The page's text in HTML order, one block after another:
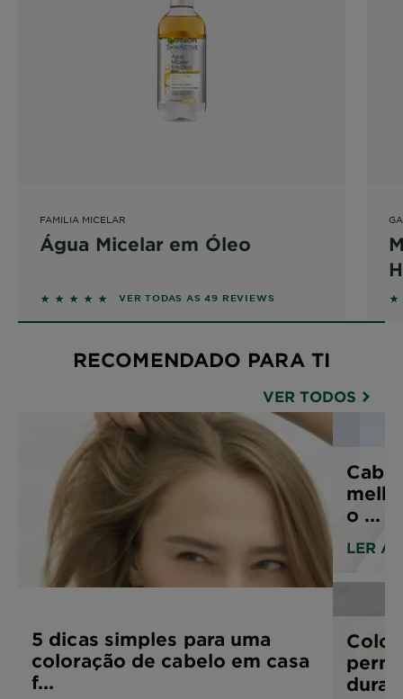
FAMILIA MICELAR
Água Micelar em Óleo
4.9796 out of 5 stars based on reviews
VER TODAS AS 49 REVIEWS
RECOMENDADO PARA TI
VER TODOS
5 dicas simples para uma
coloração de cabelo em casa
f...
o ...
LER
dura